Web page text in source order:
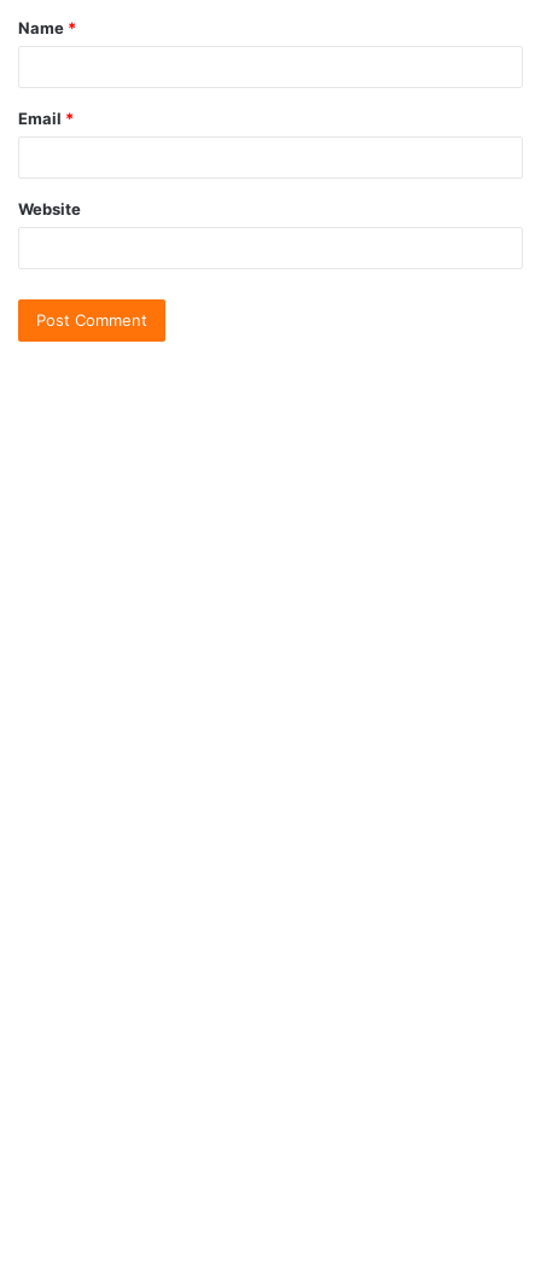
Name *
Email *
Website